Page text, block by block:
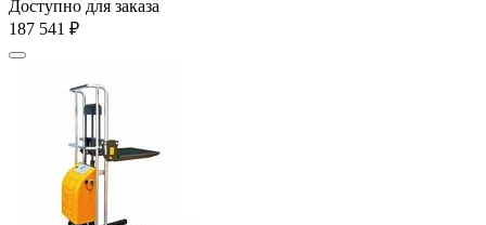
Доступно для заказа
187 541 ₽